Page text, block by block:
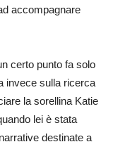
accompagnare
certo punto fa solo
invece sulla ricerca
la sorellina Katie
lei è stata
destinate a